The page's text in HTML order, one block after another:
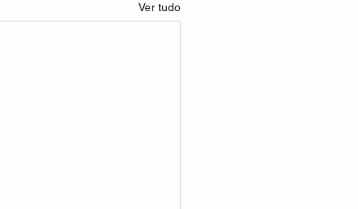
Ver tudo